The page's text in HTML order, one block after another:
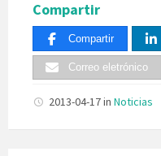
Compartir
Compartir
Correo eletrónico
2013-04-17in Noticias